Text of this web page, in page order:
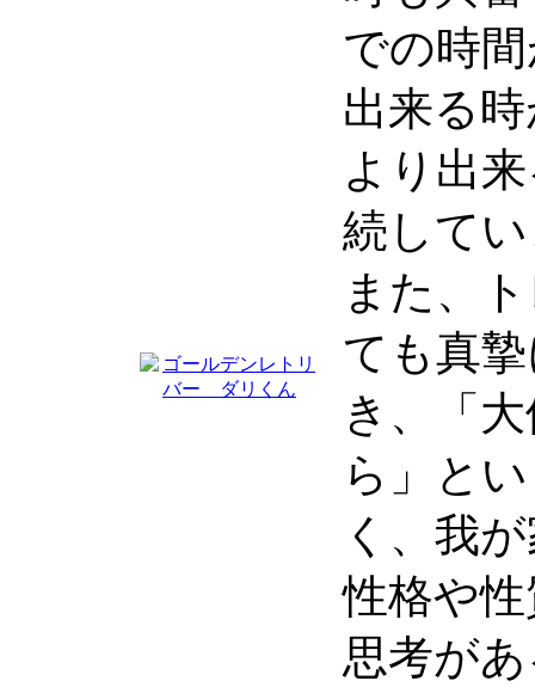
での時
出来る
より出
続して
また、
ても真
き、「
ら」と
く、我
性格や
思考が